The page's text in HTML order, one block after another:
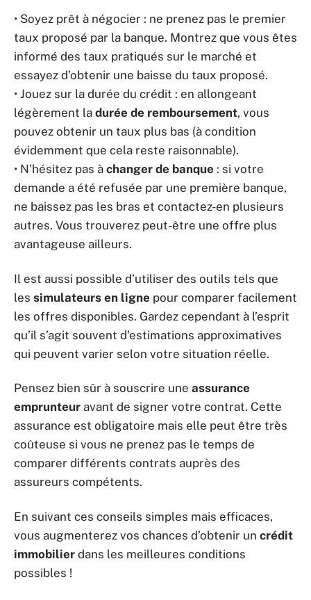
• Soyez prêt à négocier : ne prenez pas le premier
taux proposé par la banque. Montrez que vous êtes
informé des taux pratiqués sur le marché et
essayez d’obtenir une baisse du taux proposé.
• Jouez sur la durée du crédit : en allongeant
légèrement la durée de remboursement, vous
pouvez obtenir un taux plus bas (à condition
évidemment que cela reste raisonnable).
• N’hésitez pas à changer de banque : si votre
demande a été refusée par une première banque,
ne baissez pas les bras et contactez-en plusieurs
autres. Vous trouverez peut-être une offre plus
avantageuse ailleurs.
Il est aussi possible d’utiliser des outils tels que
les simulateurs en ligne pour comparer facilement
les offres disponibles. Gardez cependant à l’esprit
qu’il s’agit souvent d’estimations approximatives
qui peuvent varier selon votre situation réelle.
Pensez bien sûr à souscrire une assurance
emprunteur avant de signer votre contrat. Cette
assurance est obligatoire mais elle peut être très
coûteuse si vous ne prenez pas le temps de
comparer différents contrats auprès des
assureurs compétents.
En suivant ces conseils simples mais efficaces,
vous augmenterez vos chances d’obtenir un crédit
immobilier dans les meilleures conditions
possibles !